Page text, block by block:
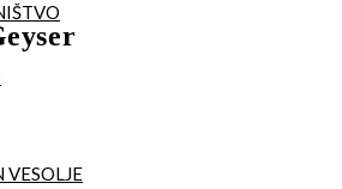
VESOLJE